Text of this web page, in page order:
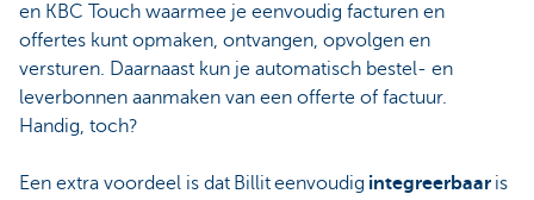
en KBC Touch waarmee je eenvoudig facturen en
offertes kunt opmaken, ontvangen, opvolgen en
versturen. Daarnaast kun je automatisch bestel- en
leverbonnen aanmaken van een offerte of factuur.
Handig, toch?
Een extra voordeel is dat Billit eenvoudig integreerbaar is